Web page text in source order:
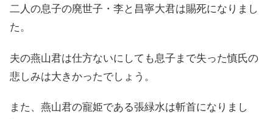
二人の息子の廃世子・李と昌寧大君は賜死になりまし
た。
夫の燕山君は仕方ないにしても息子まで失った慎氏の
悲しみは大きかったでしょう。
また、燕山君の寵姫である張緑水は斬首になりまし